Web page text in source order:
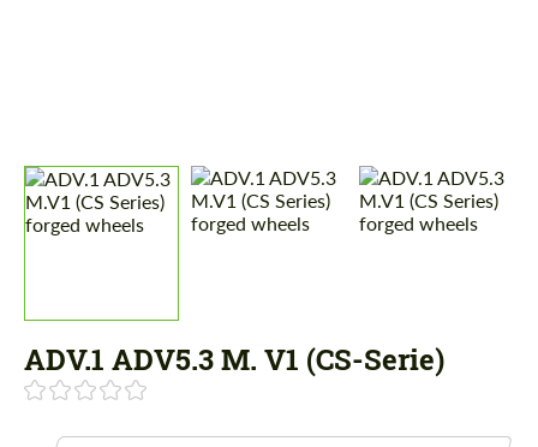
ADV.1 ADV5.3 M. V1 (CS-Serie)